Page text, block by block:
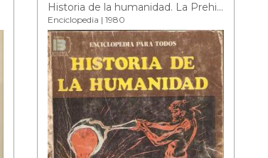
Historia de la humanidad. La Prehistoria II : Las Primeras Civilizaciones
Enciclopedia | 1980